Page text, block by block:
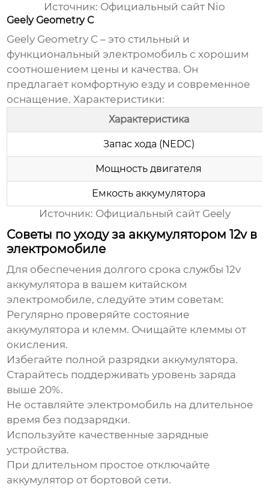
Источник: Официальный сайт Nio
Geely Geometry C
Geely Geometry C – это стильный и
функциональный электромобиль с хорошим
соотношением цены и качества. Он
предлагает комфортную езду и современное
оснащение. Характеристики:
Характеристика
Запас хода (NEDC)
Мощность двигателя
Емкость аккумулятора
Источник: Официальный сайт Geely
Советы по уходу за аккумулятором 12v в
электромобиле
Для обеспечения долгого срока службы 12v
аккумулятора в вашем китайском
электромобиле, следуйте этим советам:
Регулярно проверяйте состояние
аккумулятора и клемм. Очищайте клеммы от
окисления.
Избегайте полной разрядки аккумулятора.
Старайтесь поддерживать уровень заряда
выше 20%.
Не оставляйте электромобиль на длительное
время без подзарядки.
Используйте качественные зарядные
устройства.
При длительном простое отключайте
аккумулятор от бортовой сети.